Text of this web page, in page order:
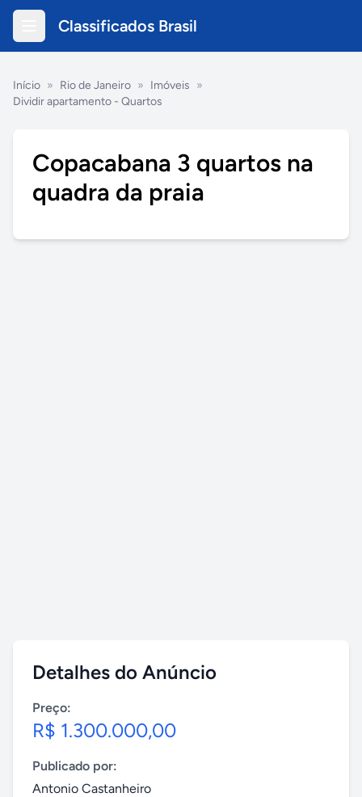
Classificados Brasil
Início » Rio de Janeiro » Imóveis »
Dividir apartamento - Quartos
Copacabana 3 quartos na
quadra da praia
Detalhes do Anúncio
Preço:
R$ 1.300.000,00
Publicado por:
Antonio Castanheiro